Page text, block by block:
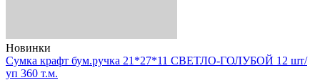
Новинки
Сумка крафт бум.ручка 21*27*11 СВЕТЛО-ГОЛУБОЙ 12 шт/
уп 360 т.м.